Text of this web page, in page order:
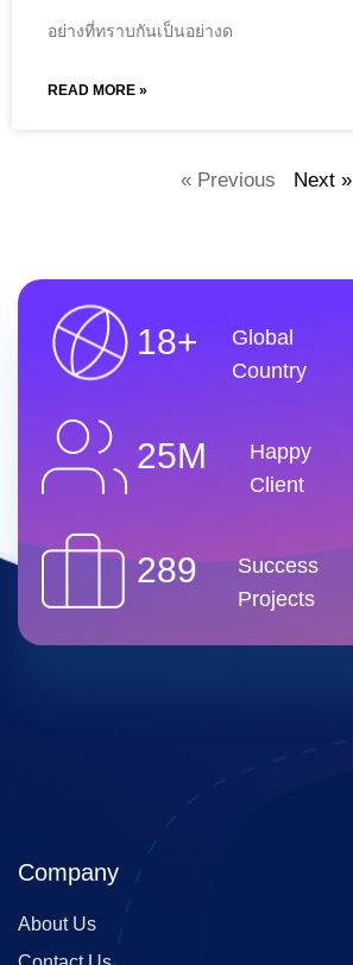
อย่างที่ทราบกันเป็นอย่างด
READ MORE »
« Previous Next »
18+
Global
Country
25M
Happy
Client
289
Success
Projects
Company
About Us